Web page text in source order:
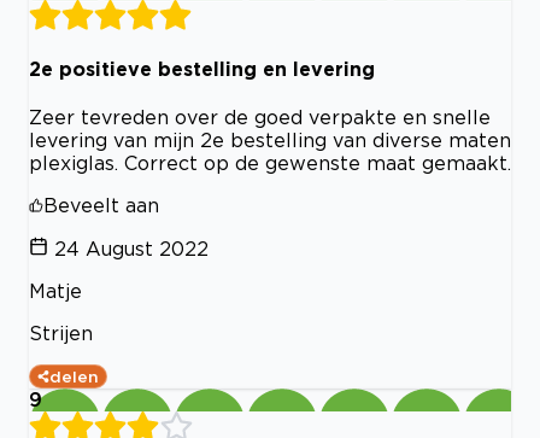
2e positieve bestelling en levering
Zeer tevreden over de goed verpakte en snelle
levering van mijn 2e bestelling van diverse maten
plexiglas. Correct op de gewenste maat gemaakt.
Beveelt aan
24 August 2022
Matje
Strijen
delen
9